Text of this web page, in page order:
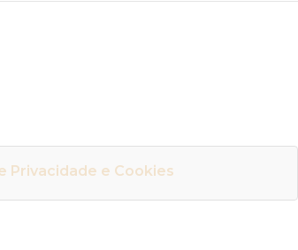
Privacidade e Cookies